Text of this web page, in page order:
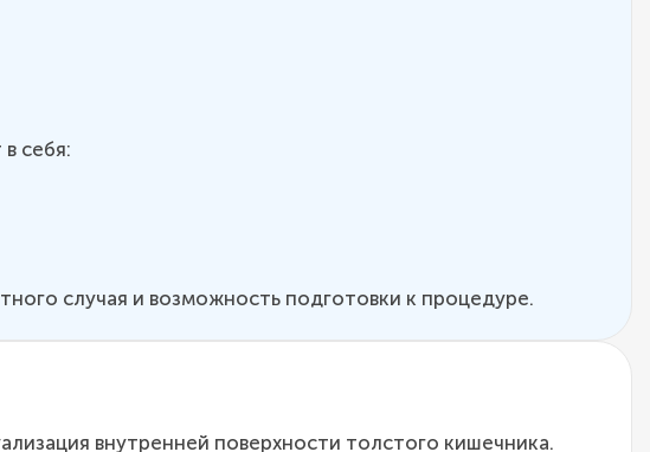
себя:
случая и возможность подготовки к процедуре.
внутренней поверхности толстого кишечника.